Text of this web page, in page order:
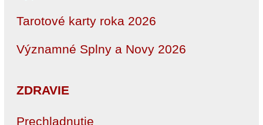
Tarotové karty roka 2026
Významné Splny a Novy 2026
ZDRAVIE
Prechladnutie